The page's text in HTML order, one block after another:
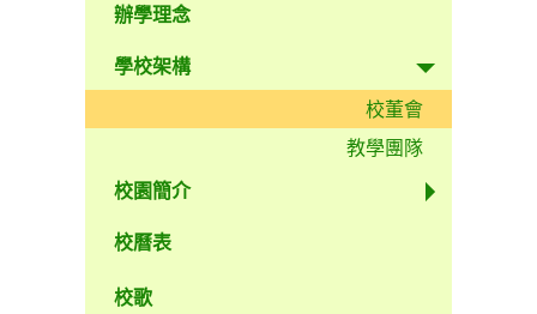
辦學理念
學校架構
校董會
教學團隊
校園簡介
校曆表
校歌